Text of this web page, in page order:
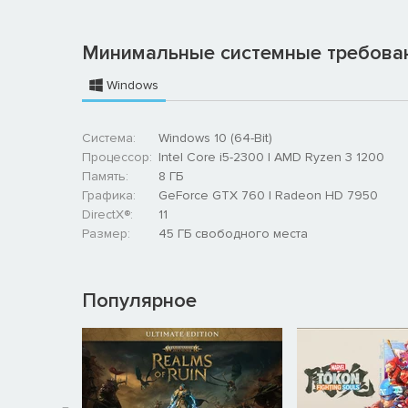
трудности и повзрослеют на ваших глазах. Самые
анимацией от студии ufotable.
Минимальные системные
Windows
Система:
Windows 10 (64-Bit)
Процессор: Intel Core i5-2300 | AMD Ryzen 3 1200
Память:
8 ГБ
Графика:
GeForce GTX 760 | Radeon HD 7950
DirectX®:
11
Размер:
45 ГБ свободного места
Популярное